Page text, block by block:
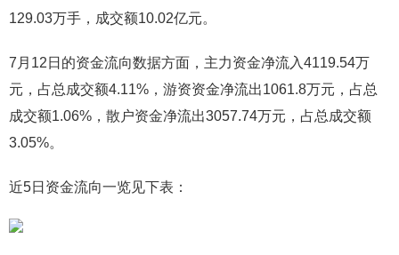
129.03万手，成交额10.02亿元。
7月12日的资金流向数据方面，主力资金净流入4119.54万
元，占总成交额4.11%，游资资金净流出1061.8万元，占总
成交额1.06%，散户资金净流出3057.74万元，占总成交额
3.05%。
近5日资金流向一览见下表：